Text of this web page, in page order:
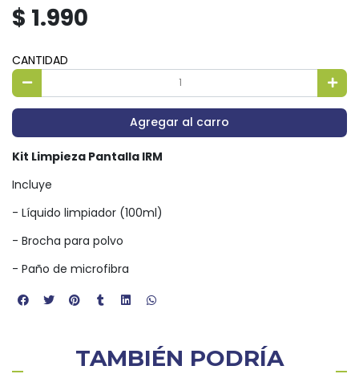
$ 1.990
CANTIDAD
Agregar al carro
Kit Limpieza Pantalla IRM
Incluye
- Líquido limpiador (100ml)
- Brocha para polvo
- Paño de microfibra
TAMBIÉN PODRÍA